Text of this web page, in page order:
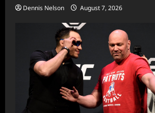
Dennis Nelson August 7, 2026